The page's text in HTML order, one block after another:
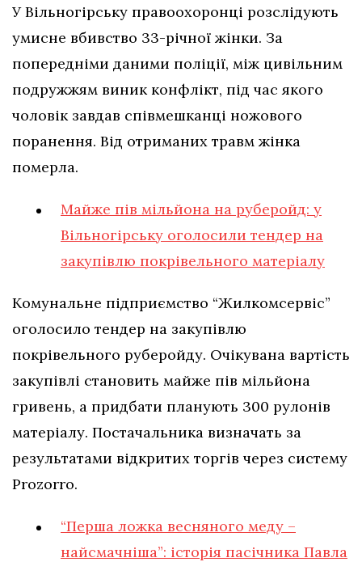
У Вільногірську правоохоронці розслідують
умисне вбивство 33-річної жінки. За
попередніми даними поліції, між цивільним
подружжям виник конфлікт, під час якого
чоловік завдав співмешканці ножового
поранення. Від отриманих травм жінка
померла.
Майже пів мільйона на руберойд: у
Вільногірську оголосили тендер на
закупівлю покрівельного матеріалу
Комунальне підприємство “Жилкомсервіс”
оголосило тендер на закупівлю
покрівельного руберойду. Очікувана вартість
закупівлі становить майже пів мільйона
гривень, а придбати планують 300 рулонів
матеріалу. Постачальника визначать за
результатами відкритих торгів через систему
Prozorro.
“Перша ложка весняного меду –
найсмачніша”: історія пасічника Павла